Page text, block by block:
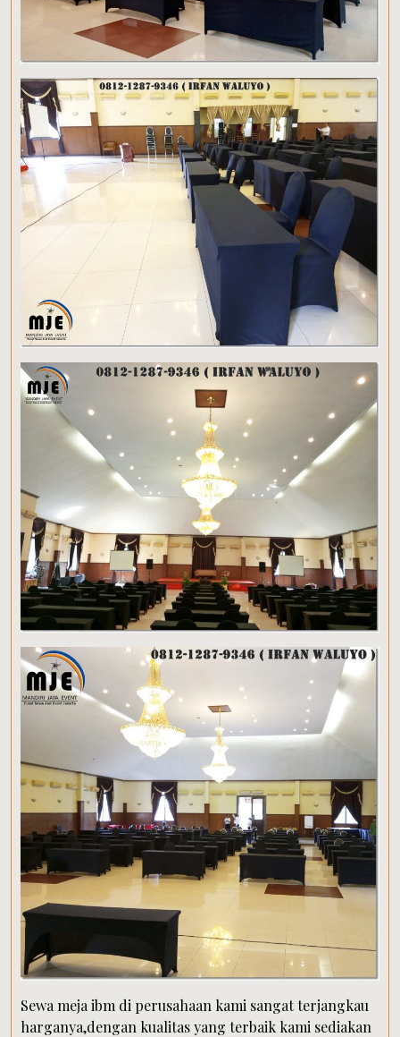
Sewa meja ibm di perusahaan kami sangat terjangkau
harganya,dengan kualitas yang terbaik kami sediakan